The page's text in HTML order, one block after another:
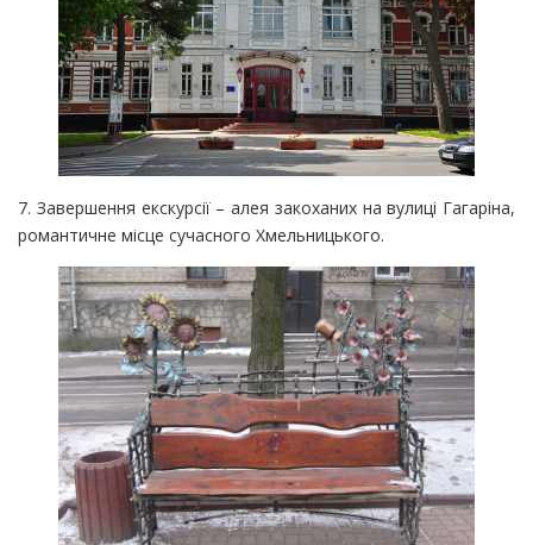
7. Завершення екскурсії – алея закоханих на вулиці Гагаріна,
романтичне місце сучасного Хмельницького.